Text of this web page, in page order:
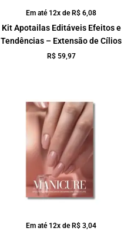
Em até 12x de R$ 6,08
Kit Apotailas Editáveis Efeitos e
Tendências – Extensão de Cílios
R$59,97
Em até 12x de R$ 3,04